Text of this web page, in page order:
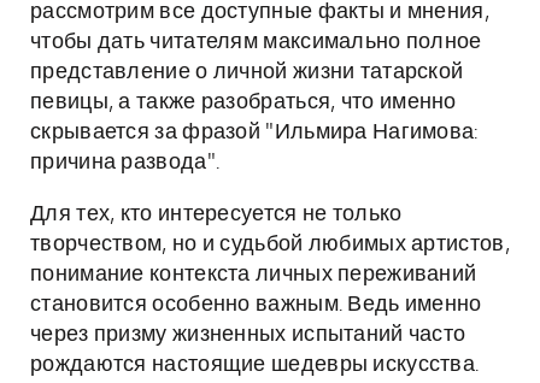
рассмотрим все доступные факты и мнения,
чтобы дать читателям максимально полное
представление о личной жизни татарской
певицы, а также разобраться, что именно
скрывается за фразой "Ильмира Нагимова:
причина развода".
Для тех, кто интересуется не только
творчеством, но и судьбой любимых артистов,
понимание контекста личных переживаний
становится особенно важным. Ведь именно
через призму жизненных испытаний часто
рождаются настоящие шедевры искусства.